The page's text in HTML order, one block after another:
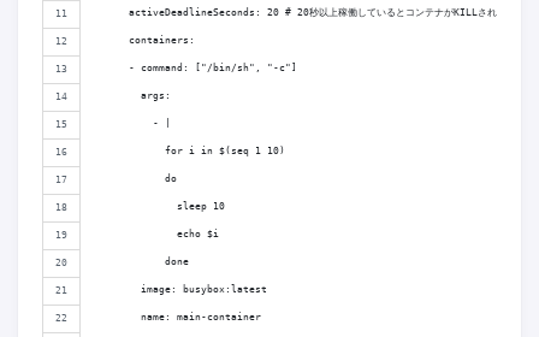
      activeDeadlineSeconds: 20 # 20秒以上稼働しているとコンテナがKILLされる
      containers:
      - command: ["/bin/sh", "-c"]
        args:
          - |
            for i in $(seq 1 10)
            do
              sleep 10
              echo $i
            done
        image: busybox:latest
        name: main-container